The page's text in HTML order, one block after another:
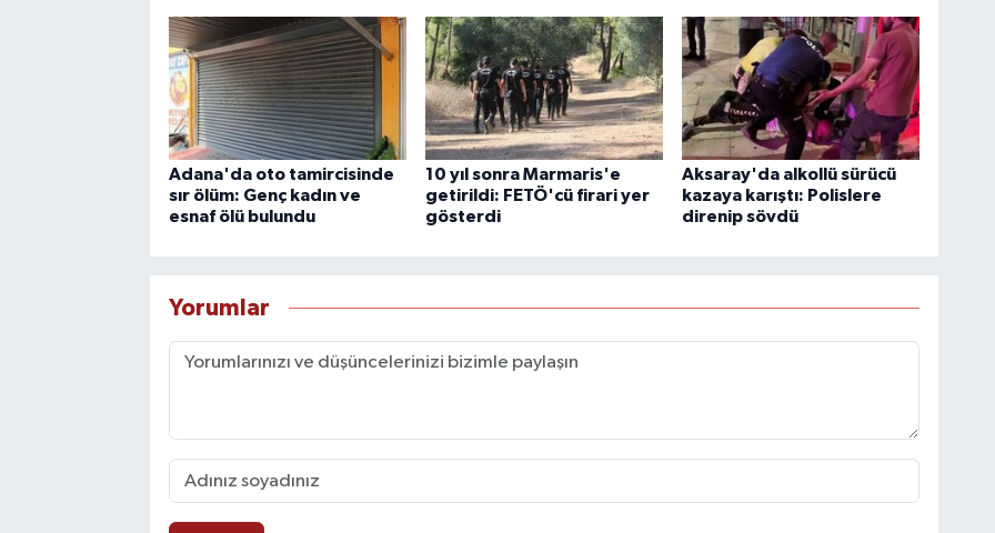
Adana'da oto tamircisinde
sır ölüm: Genç kadın ve
esnaf ölü bulundu
10 yıl sonra Marmaris'e
getirildi: FETÖ'cü firari yer
gösterdi
Aksaray'da alkollü sürücü
kazaya karıştı: Polislere
direnip sövdü
Yorumlar